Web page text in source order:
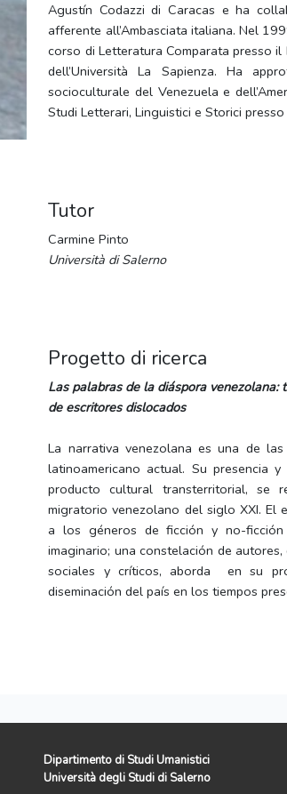
Agustín Codazzi di Caracas e ha
afferente all’Ambasciata italiana. Nel
corso di Letteratura Comparata presso
dell’Università La Sapienza. Ha
socioculturale del Venezuela e
Studi Letterari, Linguistici e Storici presso
Tutor
Carmine Pinto
Università di Salerno
Progetto di ricerca
Las palabras de la diáspora
de escritores dislocados
La narrativa venezolana es una de
latinoamericano actual. Su presencia
producto cultural transterritorial, se
migratorio venezolano del siglo XXI. El
a los géneros de ficción y no-
imaginario; una constelación de
sociales y críticos, aborda en su
diseminación del país en los tiempos
Dipartimento di Studi Umanistici
Università degli Studi di Salerno